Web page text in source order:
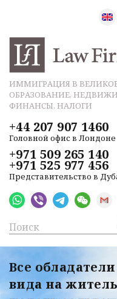
ИММИГРАЦИЯ В
ОБРАЗОВАНИЕ,
ФИНАНСЫ, НАЛОГИ
+44 207 907 1460
Головной офис в Лондоне
+971 509 265 140
+971 525 977 456
Представительство в
Все
вида на